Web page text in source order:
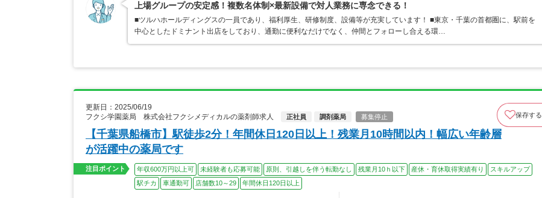
上場グループの安定感！複数名体制×最新設備で対人業務に専念できる！
■ツルハホールディングスの一員であり、福利厚生、研修制度、設備等が充実しています！ ■東京・千葉の首都圏に、駅前を
中心としたドミナント出店をしており、通勤に便利なだけでなく、仲間とフォローし合える環…
更新日：2025/06/19
フクシ学園薬局 株式会社フクシメディカルの薬剤師求人
正社員 調剤薬局 募集停止 保存する
【千葉県船橋市】駅徒歩2分！年間休日120日以上！残業月10時間以内！幅広い年齢層
が活躍中の薬局です
注目ポイント 年収600万円以上可 未経験者も応募可能 原則、引越しを伴う転勤なし 残業月10ｈ以下 産休・育休取得実績有り
スキルアップ
駅チカ
車通勤可 店舗数10～29 年間休日120日以上